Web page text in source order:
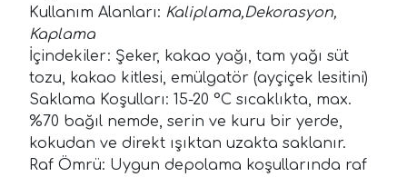
Kullanım Alanları: Kaliplama,Dekorasyon,
Kaplama
İçindekiler: Şeker, kakao yağı, tam yağı süt
tozu, kakao kitlesi, emülgatör (ayçiçek lesitini)
Saklama Koşulları: 15-20 °C sıcaklıkta, max.
%70 bağıl nemde, serin ve kuru bir yerde,
kokudan ve direkt ışıktan uzakta saklanır.
Raf Ömrü: Uygun depolama koşullarında raf